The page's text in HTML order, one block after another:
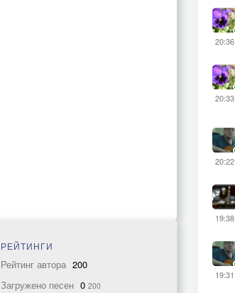
РЕЙТИНГИ
Рейтинг автора 200
Загружено песен 0 200
20:36
20:33
20:22
19:38
19:31